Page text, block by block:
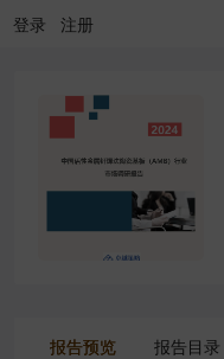
登录 注册
报告预览 报告目录